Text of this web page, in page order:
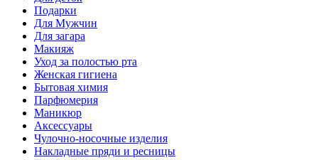
Подарки
Для Мужчин
Для загара
Макияж
Уход за полостью рта
Женская гигиена
Бытовая химия
Парфюмерия
Маникюр
Аксессуары
Чулочно-носочные изделия
Накладные пряди и ресницы